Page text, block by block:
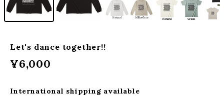
Let's dance together!!
¥6,000
International shipping available